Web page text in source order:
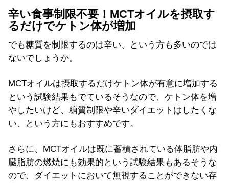
辛い食事制限不要！MCTオイルを摂取す
るだけでケトン体が増加
でも糖質を制限するのは辛い、という方も多いのでは
ないでしょうか。
MCTオイルは摂取するだけケトン体が有意に増加する
という試験結果もでているそうなので、ケトン体を増
やしたいけど、糖質制限や辛いダイエットはしたくな
い、という方にもおすすめです。
さらに、MCTオイルは既に蓄積されている体脂肪や内
臓脂肪の燃焼にも効果的という試験結果もあるそうな
ので、ダイエットにおいて無視することができない存